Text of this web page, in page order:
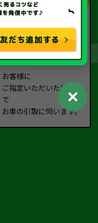
お引取り
お客様に
ご指定いただいた場所ま
で
お車の引取に伺います。
✕